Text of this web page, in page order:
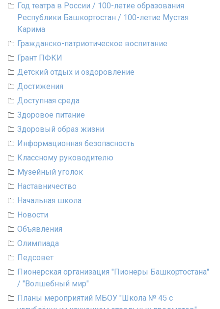
Год театра в России / 100-летие образования
Республики Башкортостан / 100-летие Мустая
Карима
Гражданско-патриотическое воспитание
Грант ПФКИ
Детский отдых и оздоровление
Достижения
Доступная среда
Здоровое питание
Здоровый образ жизни
Информационная безопасность
Классному руководителю
Музейный уголок
Наставничество
Начальная школа
Новости
Объявления
Олимпиада
Педсовет
Пионерская организация "Пионеры Башкортостана"
/ "Волшебный мир"
Планы мероприятий МБОУ "Школа № 45 с